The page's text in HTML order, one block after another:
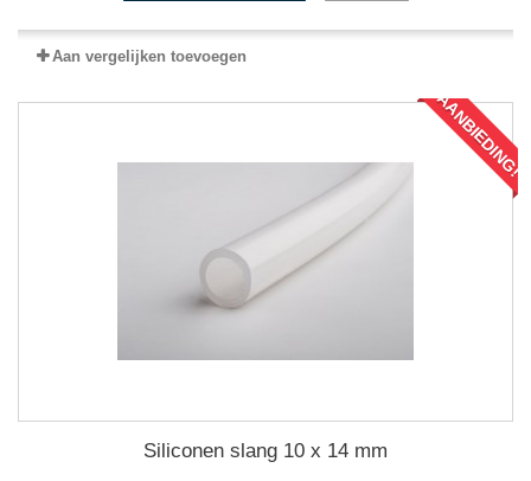
Aan vergelijken toevoegen
AANBIEDING!
Siliconen slang 10 x 14 mm